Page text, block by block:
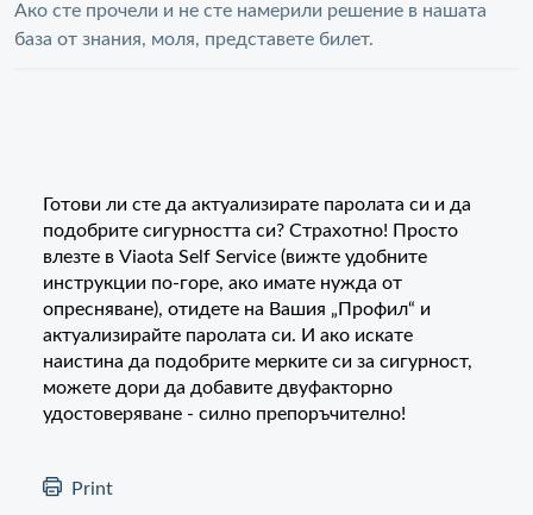
Ако сте прочели и не сте намерили решение в нашата
база от знания, моля, представете билет.
Готови ли сте да актуализирате паролата си и да
подобрите сигурността си? Страхотно! Просто
влезте в Viaota Self Service (вижте удобните
инструкции по-горе, ако имате нужда от
опресняване), отидете на Вашия „Профил“ и
актуализирайте паролата си. И ако искате
наистина да подобрите мерките си за сигурност,
можете дори да добавите двуфакторно
удостоверяване - силно препоръчително!
Print